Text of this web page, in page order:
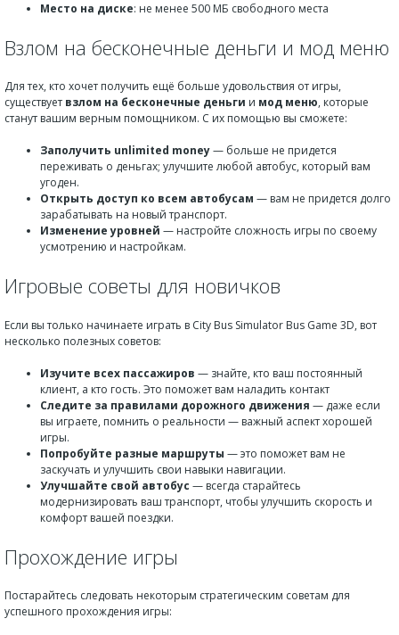
Место на диске: не менее 500 МБ свободного места
Взлом на бесконечные деньги и мод меню
Для тех, кто хочет получить ещё больше удовольствия от игры,
существует взлом на бесконечные деньги и мод меню, которые
станут вашим верным помощником. С их помощью вы сможете:
Заполучить unlimited money— больше не придется
переживать о деньгах; улучшите любой автобус, который вам
угоден.
Открыть доступ ко всем автобусам — вам не придется долго
зарабатывать на новый транспорт.
Изменение уровней — настройте сложность игры по своему
усмотрению и настройкам.
Игровые советы для новичков
Если вы только начинаете играть в City Bus Simulator Bus Game 3D, вот
несколько полезных советов:
Изучите всех пассажиров — знайте, кто ваш постоянный
клиент, а кто гость. Это поможет вам наладить контакт
Следите за правилами дорожного движения — даже если
вы играете, помнить о реальности — важный аспект хорошей
игры.
Попробуйте разные маршруты — это поможет вам не
заскучать и улучшить свои навыки навигации.
Улучшайте свой автобус — всегда старайтесь
модернизировать ваш транспорт, чтобы улучшить скорость и
комфорт вашей поездки.
Прохождение игры
Постарайтесь следовать некоторым стратегическим советам для
успешного прохождения игры: